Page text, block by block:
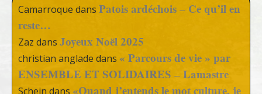
Camarroque dans Patois ardéchois – Ce qu’il en
reste…
Zaz dans Joyeux Noël 2025
christian anglade dans « Parcours de vie » par
ENSEMBLE ET SOLIDAIRES – Lamastre
Schein dans «Quand j’entends le mot culture, je